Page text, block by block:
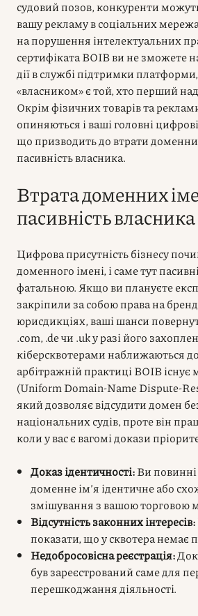
судовий позов, конкуренти
вашу рекламу в соціальних
на порушення інтелектуальних
сертифіката ВОІВ ви не зможете
дії в службі підтримки
«власником» є той, хто перший
Окрім фізичних товарів та
опиняються і ваші головні
що призводить до втрати
пасивність власника.
Втрата доменних
пасивність власника
Цифрова присутність бізнесу
доменного імені, і саме тут
фатальною. Якщо ви плануєте
закріпили за собою права на
юрисдикціях, ваші шанси
.com, .de чи .uk у разі його
кіберсквотерами наближаються
арбітражній практиці ВОІВ існує
(Uniform Domain-Name Dispute-
який дозволяє відсудити домен
національних судів, проте він
коли у вас є вагомі докази
Доказ ідентичності:Ви
доменне ім’я ідентичне або
змішування з вашою торговою
Відсутність законних інтересів:
показати, що у сквотера немає
Недобросовісна реєстрація:
був зареєстрований саме для
перешкоджання діяльності.